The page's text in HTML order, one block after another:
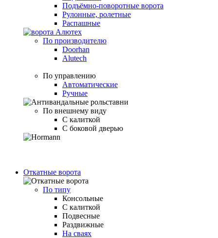
Подъёмно-поворотные ворота
Рулонные, ролетные
Распашные
По производителю
Doorhan
Alutech
По управлению
Автоматические
Ручные
По внешнему виду
С калиткой
С боковой дверью
Откатные ворота
По типу
Консольные
С калиткой
Подвесные
Раздвижные
На сваях